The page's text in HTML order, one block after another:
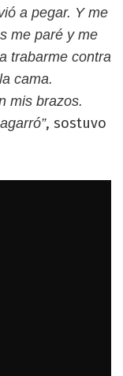
a pegar. Y me
me paré y me
trabarme contra
cama.
mis brazos.
, sostuvo